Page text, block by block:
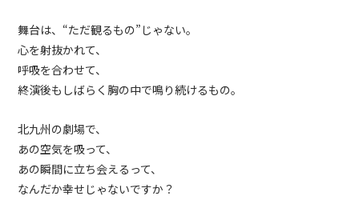
舞台は、“ただ観るもの”じゃない。
心を射抜かれて、
呼吸を合わせて、
終演後もしばらく胸の中で鳴り続けるもの。
北九州の劇場で、
あの空気を吸って、
あの瞬間に立ち会えるって、
なんだか幸せじゃないですか？